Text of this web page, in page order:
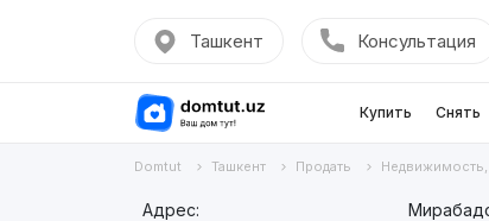
Ташкент Консультация
Купить Снять
Domtut Ташкент Продать Недвижимость,
Адрес: